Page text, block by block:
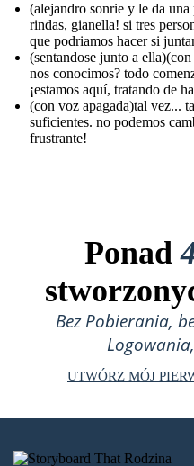
(alejandro sonrie y le da una
rindas, gianella! si tres
que podriamos hacer si
(sentandose junto a
nos conocimos? todo
¡estamos aquí, tratando de
(con voz apagada)tal vez...
suficientes. no podemos
frustrante!
Ponad
Bez Pobierania,
UTWÓRZ MÓJ